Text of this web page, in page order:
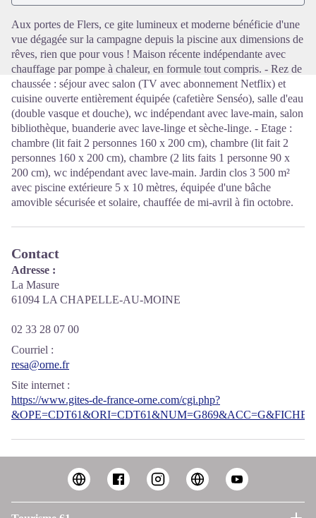
Aux portes de Flers, ce gite lumineux et moderne bénéficie d'une
vue dégagée sur la campagne depuis la piscine aux dimensions de
rêves, rien que pour vous ! Maison récente indépendante avec
chauffage par pompe à chaleur, en formule tout compris. - Rez de
chaussée : séjour avec salon (TV avec abonnement Netflix) et
cuisine ouverte entièrement équipée (cafetière Senséo), salle d'eau
(double vasque et douche), wc indépendant avec lave-main, salon
bibliothèque, buanderie avec lave-linge et sèche-linge. - Etage :
chambre (lit fait 2 personnes 160 x 200 cm), chambre (lit fait 2
personnes 160 x 200 cm), chambre (2 lits faits 1 personne 90 x
200 cm), wc indépendant avec lave-main. Jardin clos 3 500 m²
avec piscine extérieure 5 x 10 mètres, équipée d'une bâche
amovible sécurisée et solaire, chauffée de mi-avril à fin octobre.
Contact
Adresse :
La Masure
61094 LA CHAPELLE-AU-MOINE
02 33 28 07 00
Courriel :
resa@orne.fr
Site internet :
https://www.gites-de-france-orne.com/cgi.php?